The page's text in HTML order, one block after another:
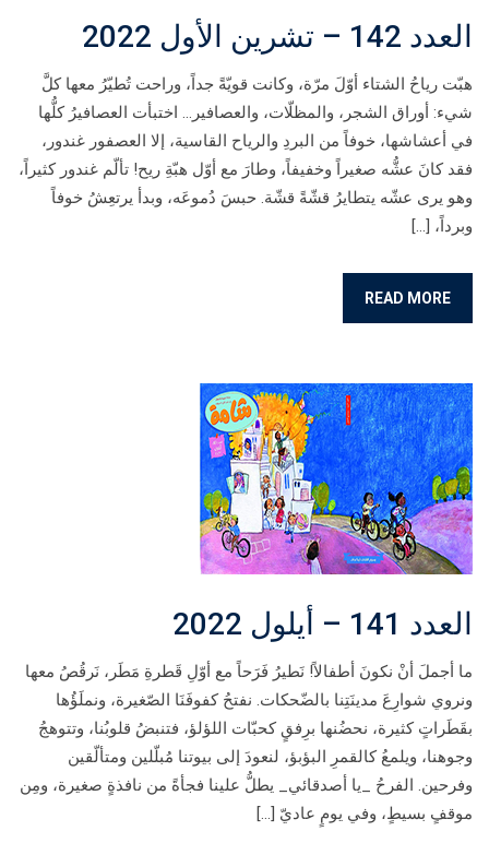
العدد 142 – تشرين الأول 2022
هبّت رياحُ الشتاء أوّلَ مرّة، وكانت قويّةً جداً، وراحت تُطيّرُ معها كلَّ
شيء: أوراق الشجر، والمظلّات، والعصافير… اختبأت العصافيرُ كلُّها
في أعشاشها، خوفاً من البردِ والرياح القاسية، إلا العصفور غندور،
فقد كانَ عشُّه صغيراً وخفيفاً، وطارَ مع أوّل هبّةِ ريح! تألّم غندور كثيراً،
وهو يرى عشّه يتطايرُ قشّةً قشّة. حبسَ دُموعَه، وبدأ يرتعِشُ خوفاً
وبرداً، […]
READ MORE
العدد 141 – أيلول 2022
ما أجملَ أنْ نكونَ أطفالاً! نَطيرُ فَرَحاً مع أوّلِ قَطرةِ مَطَر، نَرقُصُ معها
ونروي شوارِعَ مدينَتِنا بالضّحكات. نفتحُ كفوفَنَا الصّغيرة، ونملَؤُها
بقَطَراتٍ كثيرة، نحضُنها برِفقٍ كحبّات اللؤلؤ، فتنبضُ قلوبُنا، وتتوهجُ
وجوهنا، ويلمعُ كالقمرِ البؤبؤ، لنعودَ إلى بيوتنا مُبلّلين ومتألّقين
وفرحين. الفرحُ _يا أصدقائي_ يطلُّ علينا فجأةً من نافذةٍ صغيرة، ومِن
موقفٍ بسيطٍ، وفي يومٍ عاديّ […]